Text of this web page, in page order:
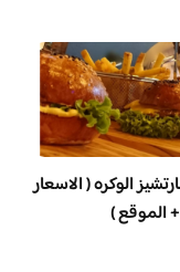
الوكره ( الاسعار
الموقع )